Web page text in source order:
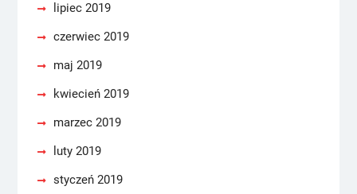
lipiec 2019
czerwiec 2019
maj 2019
kwiecień 2019
marzec 2019
luty 2019
styczeń 2019